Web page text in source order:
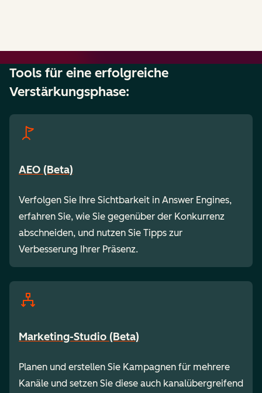
Tools für eine erfolgreiche
Verstärkungsphase:
AEO (Beta)
Verfolgen Sie Ihre Sichtbarkeit in Answer Engines,
erfahren Sie, wie Sie gegenüber der Konkurrenz
abschneiden, und nutzen Sie Tipps zur
Verbesserung Ihrer Präsenz.
Marketing-Studio (Beta)
Planen und erstellen Sie Kampagnen für mehrere
Kanäle und setzen Sie diese auch kanalübergreifend